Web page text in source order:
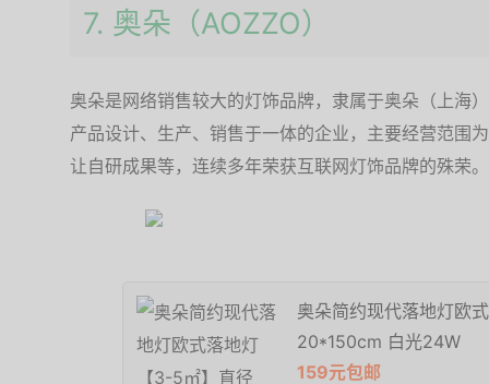
7. 奥朵（AOZZO）
奥朵是网络销售较大的灯饰品牌，隶属于奥朵（上海
产品设计、生产、销售于一体的企业，主要经营范围
让自研成果等，连续多年荣获互联网灯饰品牌的殊荣。
奥朵简约现代落地灯欧
20*150cm 白光24W
159元包邮